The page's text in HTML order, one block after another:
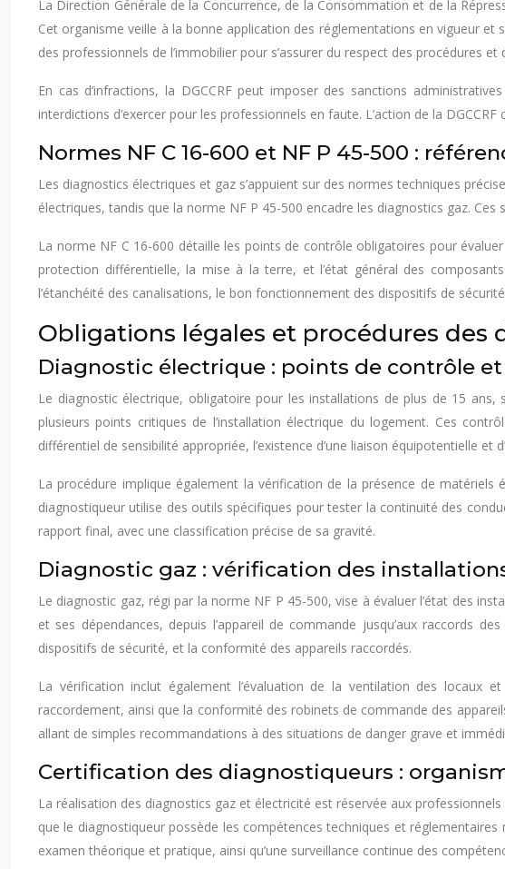
La Direction Générale de la Concurrence, de la Consommation et de la
Cet organisme veille à la bonne application des réglementations en vigueur
des professionnels de l’immobilier pour s’assurer du respect des procédures
En cas d’infractions, la DGCCRF peut imposer des sanctions
interdictions d’exercer pour les professionnels en faute. L’action de la
Normes NF C 16-600 et NF P 45-500 :
Les diagnostics électriques et gaz s’appuient sur des normes techniques
électriques, tandis que la norme NF P 45-500 encadre les diagnostics gaz.
La norme NF C 16-600 détaille les points de contrôle obligatoires pour
protection différentielle, la mise à la terre, et l’état général des
l’étanchéité des canalisations, le bon fonctionnement des dispositifs de
Obligations légales et procédures des
Diagnostic électrique : points de contrôle
Le diagnostic électrique, obligatoire pour les installations de plus de 15
plusieurs points critiques de l’installation électrique du logement. Ces
différentiel de sensibilité appropriée, l’existence d’une liaison équipotentielle
La procédure implique également la vérification de la présence de matériels
diagnostiqueur utilise des outils spécifiques pour tester la continuité des
rapport final, avec une classification précise de sa gravité.
Diagnostic gaz : vérification des
Le diagnostic gaz, régi par la norme NF P 45-500, vise à évaluer l’état des
et ses dépendances, depuis l’appareil de commande jusqu’aux raccords
dispositifs de sécurité, et la conformité des appareils raccordés.
La vérification inclut également l’évaluation de la ventilation des locaux
raccordement, ainsi que la conformité des robinets de commande des
allant de simples recommandations à des situations de danger grave et
Certification des diagnostiqueurs :
La réalisation des diagnostics gaz et électricité est réservée aux
que le diagnostiqueur possède les compétences techniques et
examen théorique et pratique, ainsi qu’une surveillance continue des